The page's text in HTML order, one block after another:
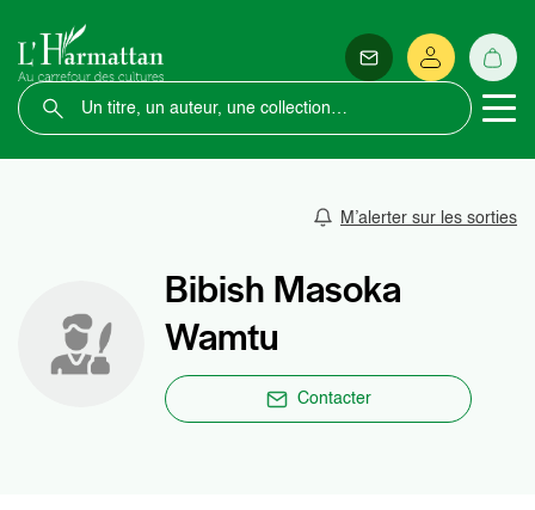
M’alerter sur les sorties
Bibish Masoka
Wamtu
Contacter